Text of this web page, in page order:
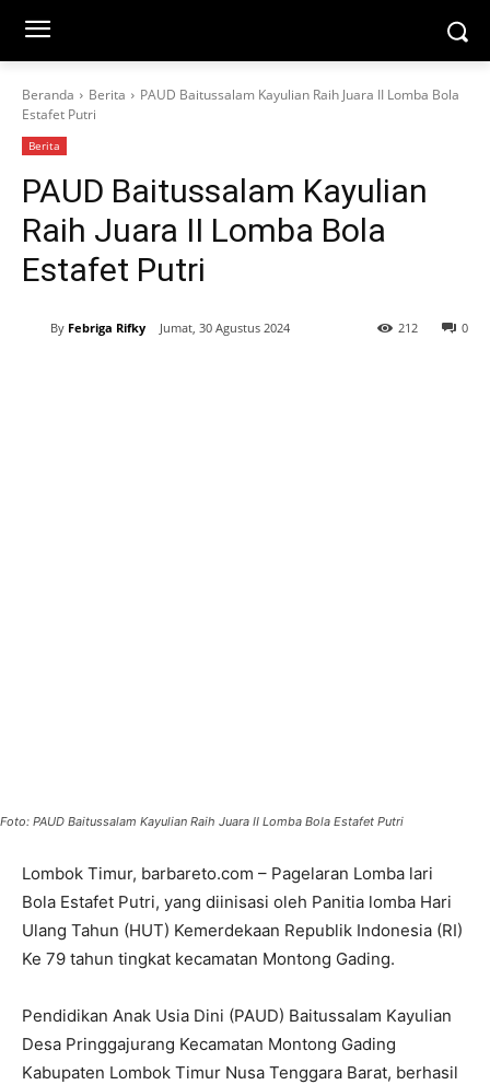
Beranda Berita
PAUD Baitussalam Kayulian Raih Juara II Lomba Bola
Estafet Putri
Berita
PAUD Baitussalam Kayulian
Raih Juara II Lomba Bola
Estafet Putri
By Febriga Rifky Jumat, 30 Agustus 2024 0
212
Foto: PAUD Baitussalam Kayulian Raih Juara II Lomba Bola Estafet Putri
Lombok Timur, barbareto.com – Pagelaran Lomba lari
Bola Estafet Putri, yang diinisasi oleh Panitia lomba Hari
Ulang Tahun (HUT) Kemerdekaan Republik Indonesia (RI)
Ke 79 tahun tingkat kecamatan Montong Gading.
Pendidikan Anak Usia Dini (PAUD) Baitussalam Kayulian
Desa Pringgajurang Kecamatan Montong Gading
Kabupaten Lombok Timur Nusa Tenggara Barat, berhasil